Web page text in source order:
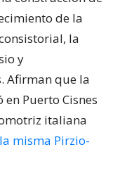
de la
la
y
Afirman que la
Puerto Cisnes
italiana
misma Pirzio-